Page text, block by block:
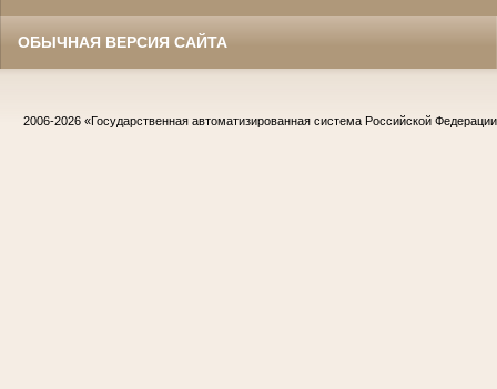
ОБЫЧНАЯ ВЕРСИЯ САЙТА
2006-2026 «Государственная автоматизированная система Российской